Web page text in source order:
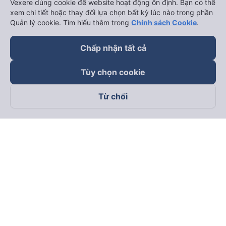
Theo dõi chúng tôi trên
Vexere dùng cookie để website hoạt động ổn định. Bạn có thể
xem chi tiết hoặc thay đổi lựa chọn bất kỳ lúc nào trong phần
Quản lý cookie. Tìm hiểu thêm trong Chính sách Cookie.
Chấp nhận tất cả
Tùy chọn cookie
Từ chối